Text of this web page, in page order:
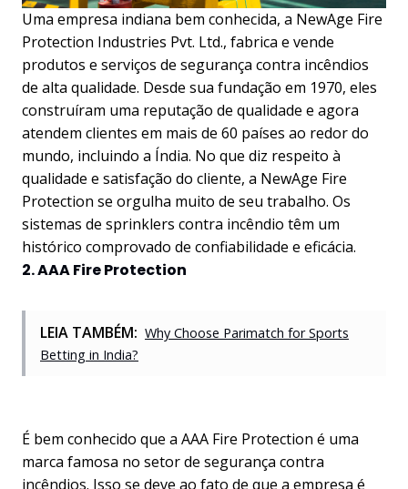
Uma empresa indiana bem conhecida, a NewAge Fire
Protection Industries Pvt. Ltd., fabrica e vende
produtos e serviços de segurança contra incêndios
de alta qualidade. Desde sua fundação em 1970, eles
construíram uma reputação de qualidade e agora
atendem clientes em mais de 60 países ao redor do
mundo, incluindo a Índia. No que diz respeito à
qualidade e satisfação do cliente, a NewAge Fire
Protection se orgulha muito de seu trabalho. Os
sistemas de sprinklers contra incêndio têm um
histórico comprovado de confiabilidade e eficácia.
2. AAA Fire Protection
LEIA TAMBÉM: Why Choose Parimatch for Sports
Betting in India?
É bem conhecido que a AAA Fire Protection é uma
marca famosa no setor de segurança contra
incêndios. Isso se deve ao fato de que a empresa é